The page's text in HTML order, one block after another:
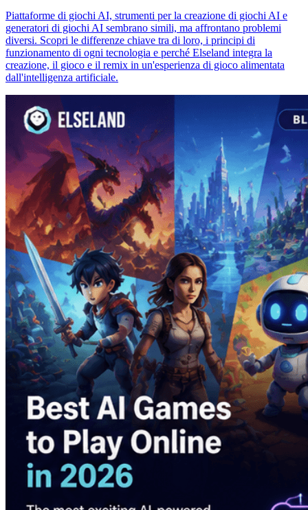
Piattaforme di giochi AI, strumenti per la creazione di giochi AI e
generatori di giochi AI sembrano simili, ma affrontano problemi
diversi. Scopri le differenze chiave tra di loro, i principi di
funzionamento di ogni tecnologia e perché Elseland integra la
creazione, il gioco e il remix in un'esperienza di gioco alimentata
dall'intelligenza artificiale.